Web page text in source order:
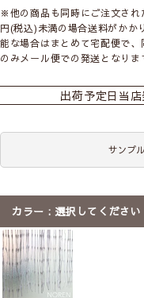
※他の商品も同時にご注文さ
円(税込)未満の場合送料がかか
能な場合はまとめて宅配便で
のみメール便での発送となりま
出荷予定日 当
サンプ
カラー 選択してください